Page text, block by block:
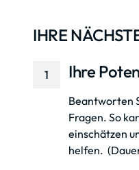
IHRE
1 Ihre
Beantworten
Fragen. So
einschätzen
helfen.